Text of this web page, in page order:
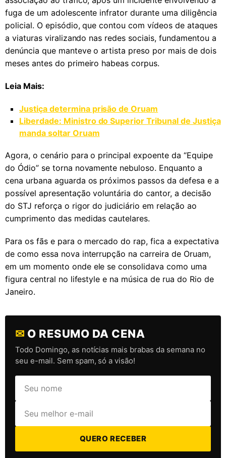
fuga de um adolescente infrator durante uma diligência
policial. O episódio, que contou com vídeos de ataques
a viaturas viralizando nas redes sociais, fundamentou a
denúncia que manteve o artista preso por mais de dois
meses antes do primeiro habeas corpus.
Leia Mais:
Justiça determina prisão de Oruam
Liberdade: Ministro do Superior Tribunal de Justiça
manda soltar Oruam
Agora, o cenário para o principal expoente da “Equipe
do Ódio” se torna novamente nebuloso. Enquanto a
cena urbana aguarda os próximos passos da defesa e a
possível apresentação voluntária do cantor, a decisão
do STJ reforça o rigor do judiciário em relação ao
cumprimento das medidas cautelares.
Para os fãs e para o mercado do rap, fica a expectativa
de como essa nova interrupção na carreira de Oruam,
em um momento onde ele se consolidava como uma
figura central no lifestyle e na música de rua do Rio de
Janeiro.
✉ O RESUMO DA CENA
Todo Domingo, as notícias mais brabas da semana no
seu e-mail. Sem spam, só a visão!
QUERO RECEBER